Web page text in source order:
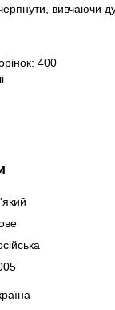
вивчаючи
400